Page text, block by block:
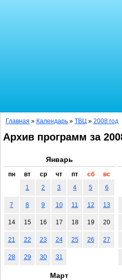
Главная » Календарь » ТВЦ » 2008 год
Архив программ за
Январь
пн вт ср чт пт сб
вс
1
2 3 4 5 6
7 8 9 10 11 12 13
14 15 16 17 18 19 20
21 22 23 24 25 26 27
28 29 30 31
Март